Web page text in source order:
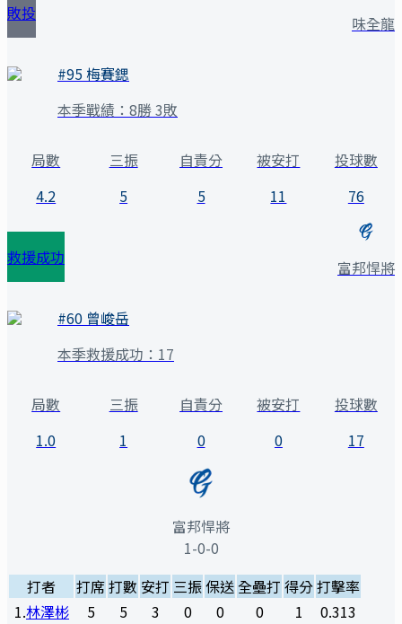
敗投 味全龍
#95 梅賽鍶
本季戰績： 8勝 3敗
局數
4.2
三振
5
自責分
5
被安打
11
投球數
76
救援成功 富邦悍將
#60 曾峻岳
本季救援成功： 17
局數
1.0
三振
1
自責分
0
被安打
0
投球數
17
富邦悍將
1-0-0
打者
打席打數 安打 三振保送全壘打 得分打擊率
1.林澤彬 5 5 3 0 0 0 1
0.313